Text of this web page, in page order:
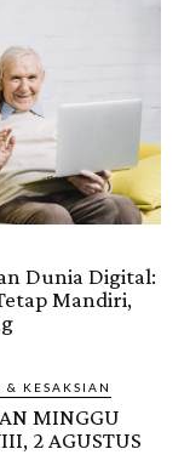
Dunia Digital:
Mandiri,
& KESAKSIAN
MINGGU
2 AGUSTUS